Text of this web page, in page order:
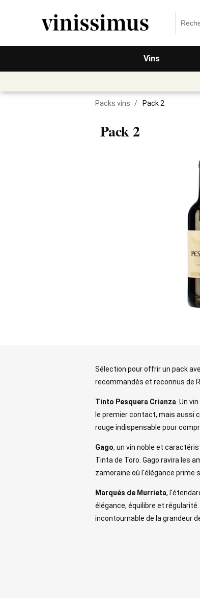
Vins
Packs vins / Pack 2
Pack 2
Sélection pour offrir un pack
recommandés et reconnus de
Tinto Pesquera Crianza . Un
le premier contact, mais aussi
rouge indispensable pour
Gago, un vin noble et
Tinta de Toro. Gago ravira les
zamoraine où l'élégance prime
Marqués de Murrieta,
élégance, équilibre et
incontournable de la grandeur